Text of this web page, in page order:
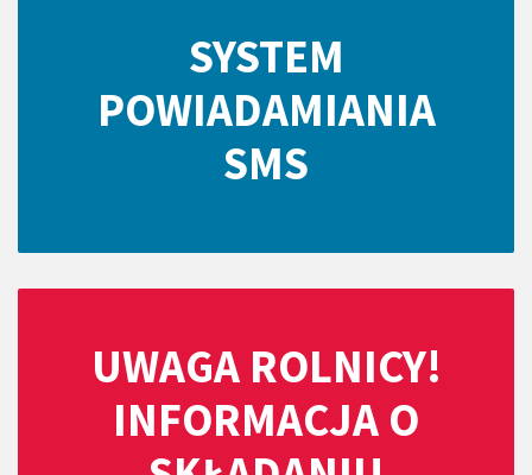
SYSTEM
POWIADAMIANIA
SMS
UWAGA ROLNICY!
INFORMACJA O